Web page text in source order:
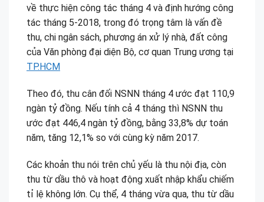
về thực hiện công tác tháng 4 và định hướng công
tác tháng 5-2018, trong đó trọng tâm là vấn đề
thu, chi ngân sách, phương án xử lý nhà, đất công
của Văn phòng đại diện Bộ, cơ quan Trung ương tại
TP.HCM
Theo đó, thu cân đối NSNN tháng 4 ước đạt 110,9
ngàn tỷ đồng. Nếu tính cả 4 tháng thì NSNN thu
ước đạt 446,4 ngàn tỷ đồng, bằng 33,8% dự toán
năm, tăng 12,1% so với cùng kỳ năm 2017.
Các khoản thu nói trên chủ yếu là thu nội địa, còn
thu từ dầu thô và hoạt động xuất nhập khẩu chiếm
tỉ lệ không lớn. Cụ thể, 4 tháng vừa qua, thu từ dầu